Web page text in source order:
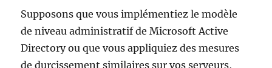
Supposons que vous implémentiez le modèle
de niveau administratif de Microsoft Active
Directory ou que vous appliquiez des mesures
de durcissement similaires sur vos serveurs,